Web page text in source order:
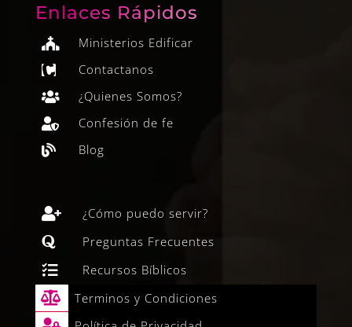
Enlaces Rápidos
 Ministerios Edificar
 Contactanos
 ¿Quienes Somos?
 Confesión de fe
 Blog
 ¿Cómo puedo servir?
 Preguntas Frecuentes
 Recursos Bíblicos
 Terminos y Condiciones